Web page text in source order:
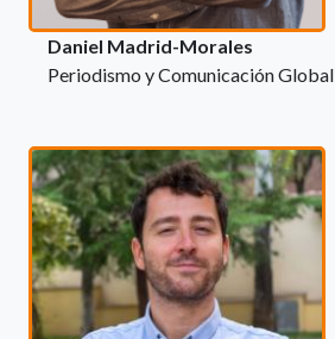
Daniel Madrid-Morales
Periodismo y Comunicación Global